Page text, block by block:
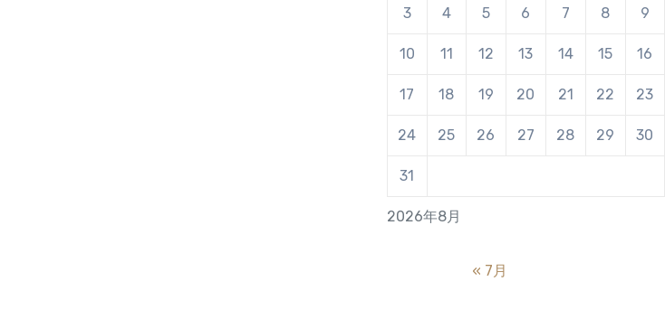
2026年8月
3 4 5 6 7 8 9
10 11 12 13 14 15 16
17 18 19 20 21 22 23
24 25 26 27 28 29 30
31
« 7月